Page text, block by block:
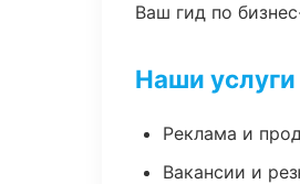
Ваш гид по
Наши услуги
Реклама и
Вакансии и